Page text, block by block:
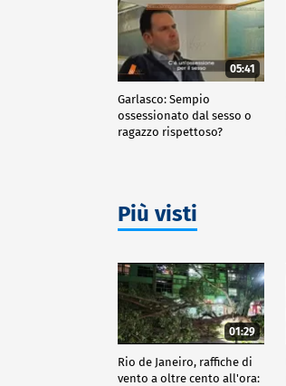
05:41
Garlasco: Sempio
ossessionato dal sesso o
ragazzo rispettoso?
Più visti
01:29
Rio de Janeiro, raffiche di
vento a oltre cento all'ora: